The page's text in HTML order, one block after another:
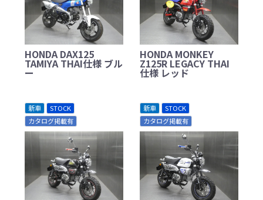
HONDA DAX125
TAMIYA THAI仕様 ブル
ー
HONDA MONKEY
Z125R LEGACY THAI
仕様 レッド
新車
STOCK
カタログ掲載有
新車
STOCK
カタログ掲載有